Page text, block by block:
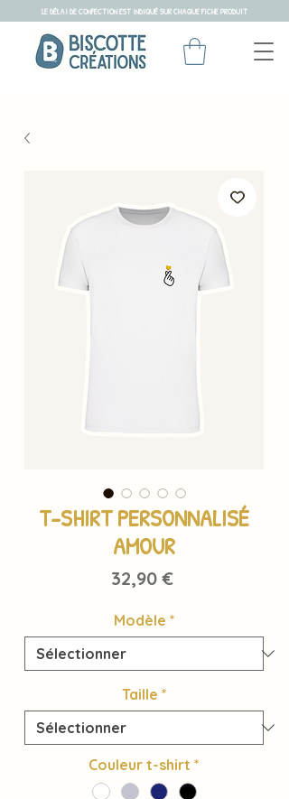
LE DÉLAI DE CONFECTION EST INDIQUÉ SUR CHAQUE FICHE PRODUIT
T-SHIRT PERSONNALISÉ
AMOUR
32,90 €Prix
Modèle *
Taille *
Couleur t-shirt *